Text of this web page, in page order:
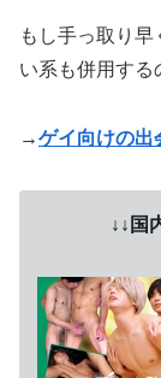
もし手っ取り早
い系も併用する
→ゲイ向けの出
↓↓国